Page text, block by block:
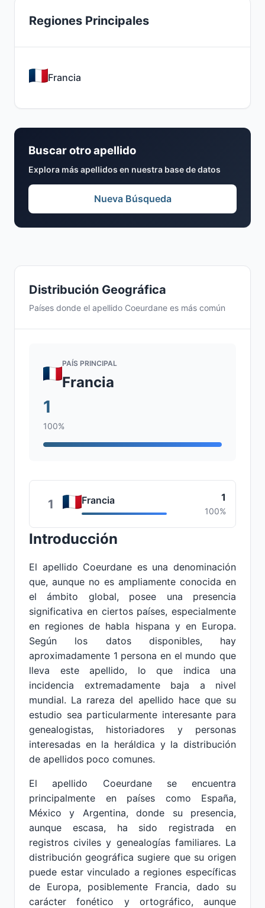
Distribución Geográfica
Países donde el apellido Coeurdane es más común
PAÍS PRINCIPAL
Francia
1
100%
1 Francia 1
100%
Introducción
El apellido Coeurdane es una denominación
que, aunque no es ampliamente conocida en
el ámbito global, posee una presencia
significativa en ciertos países, especialmente
en regiones de habla hispana y en Europa.
Según los datos disponibles, hay
aproximadamente 1 persona en el mundo que
lleva este apellido, lo que indica una
incidencia extremadamente baja a nivel
mundial. La rareza del apellido hace que su
estudio sea particularmente interesante para
genealogistas, historiadores y personas
interesadas en la heráldica y la distribución
de apellidos poco comunes.
El apellido Coeurdane se encuentra
principalmente en países como España,
México y Argentina, donde su presencia,
aunque escasa, ha sido registrada en
registros civiles y genealogías familiares. La
distribución geográfica sugiere que su origen
puede estar vinculado a regiones específicas
de Europa, posiblemente Francia, dado su
carácter fonético y ortográfico, aunque
Regiones Principales
Francia
Buscar otro apellido
Explora más apellidos en nuestra base de datos
Nueva Búsqueda